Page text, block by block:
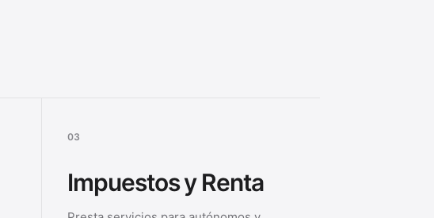
03
Impuestos y Renta